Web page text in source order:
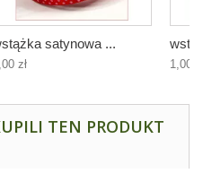
satynowa ...
zł 1,00
TEN PRODUKT